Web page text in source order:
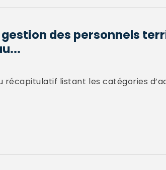
des personnels
listant les catégories